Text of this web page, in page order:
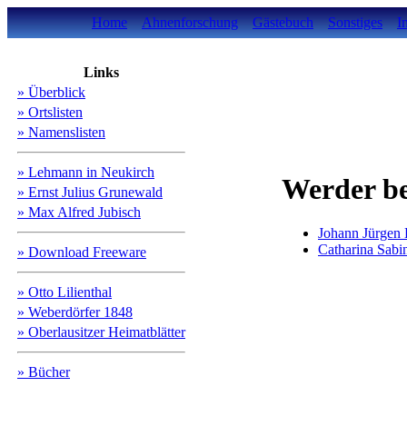
Home Ahnenforschung Gästebuch Sonstiges
Links
» Überblick
» Ortslisten
» Namenslisten
» Lehmann in Neukirch
» Ernst Julius Grunewald
» Max Alfred Jubisch
» Download Freeware
» Otto Lilienthal
» Weberdörfer 1848
» Oberlausitzer Heimatblätter
» Bücher
Werder
Johann
Catharina